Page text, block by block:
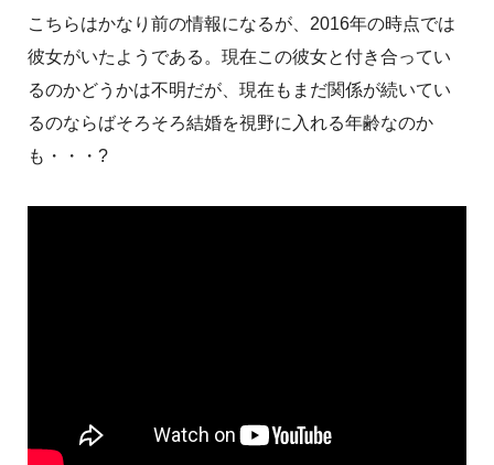
こちらはかなり前の情報になるが、2016年の時点では
彼女がいたようである。現在この彼女と付き合ってい
るのかどうかは不明だが、現在もまだ関係が続いてい
るのならばそろそろ結婚を視野に入れる年齢なのか
も・・・?